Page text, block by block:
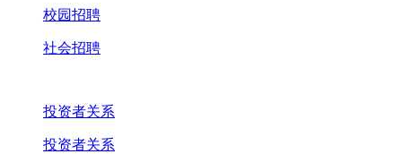
校园招聘
社会招聘
投资者关系
投资者关系